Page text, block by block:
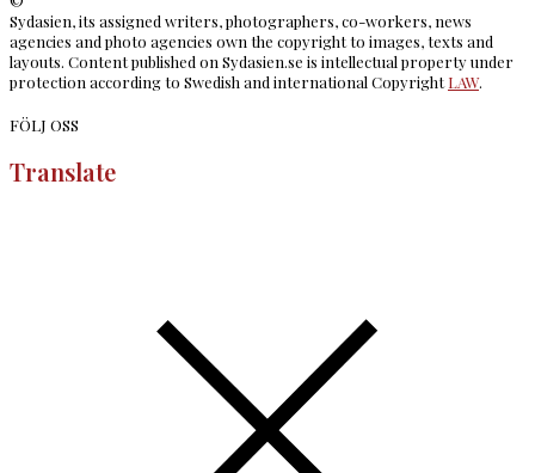
Sydasien, its assigned writers, photographers, co-workers, news
agencies and photo agencies own the copyright to images, texts and
layouts. Content published on Sydasien.se is intellectual property under
protection according to Swedish and international CopyrightLAW.
FÖLJ OSS
Translate